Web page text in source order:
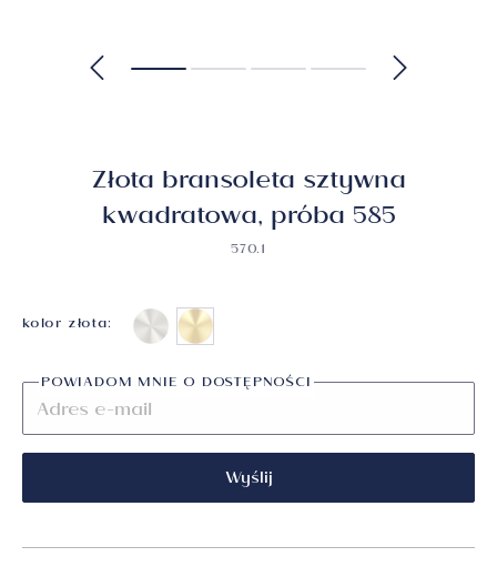
Złota bransoleta sztywna
kwadratowa, próba 585
570.1
kolor złota:
POWIADOM MNIE O DOSTĘPNOŚCI
Wyślij